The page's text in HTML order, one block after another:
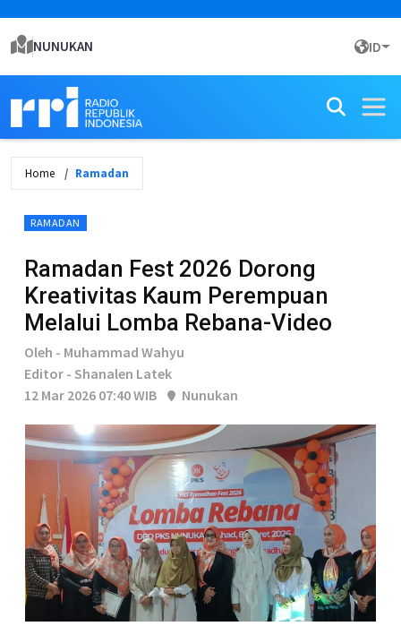
NUNUKAN ID
Home Ramadan
RAMADAN
Ramadan Fest 2026 Dorong
Kreativitas Kaum Perempuan
Melalui Lomba Rebana-Video
Oleh - Muhammad Wahyu
Editor - Shanalen Latek
12 Mar 2026 07:40 WIB
Nunukan